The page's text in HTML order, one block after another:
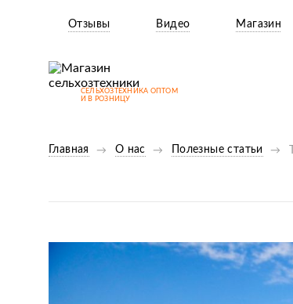
Отзывы Видео Магазин
СЕЛЬХОЗТЕХНИКА ОПТОМ
И В РОЗНИЦУ
Главная О нас Полезные статьи